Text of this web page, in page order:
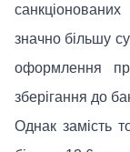
значно більшу
оформлення
зберігання до
Однак замість